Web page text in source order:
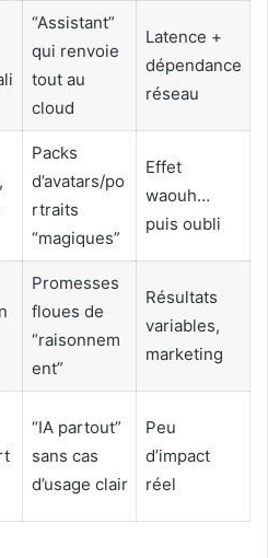
“Assistant”
qui renvoie
tout au
cloud
Latence +
dépendance
réseau
Packs
d’avatars/po
rtraits
“magiques”
Effet
waouh…
puis oubli
Promesses
floues de
“raisonnem
ent”
Résultats
variables,
marketing
“IA partout”
sans cas
d’usage clair
Peu
d’impact
réel